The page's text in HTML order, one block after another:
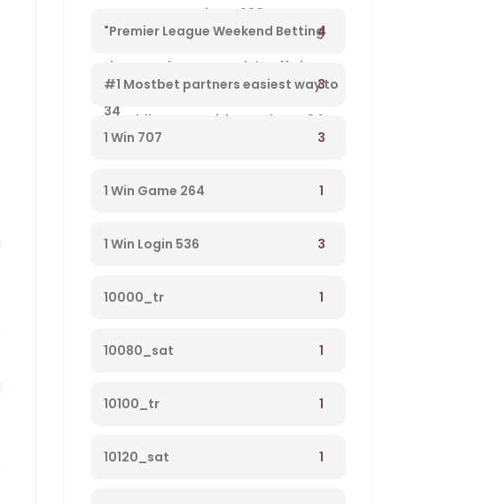
For Soccer Betting – 660
Chesterfield League Two Tv Channel,
Live Steady Stream, Kick-off Time –
34
"Premier League Weekend Betting
Offer: Bet £10 And Get £30 In Free
Gambling Bets With Mostbet – 84
4
#1 Mostbet partners easiest way to
make money from player 584
3
1 Win 707 3
1 Win Game 264 1
1 Win Login 536 3
10000_tr 1
10080_sat 1
10100_tr 1
10120_sat 1